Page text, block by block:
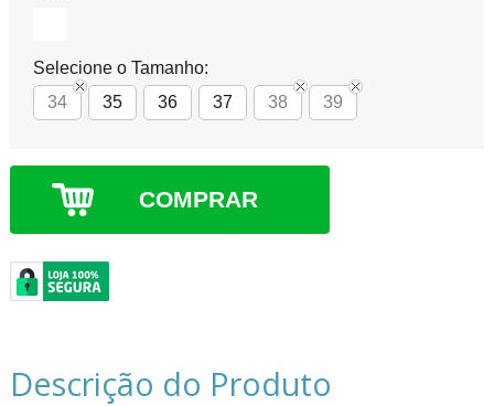
Selecione o Tamanho:
34
35 36 37 38 39
COMPRAR
Descrição do Produto